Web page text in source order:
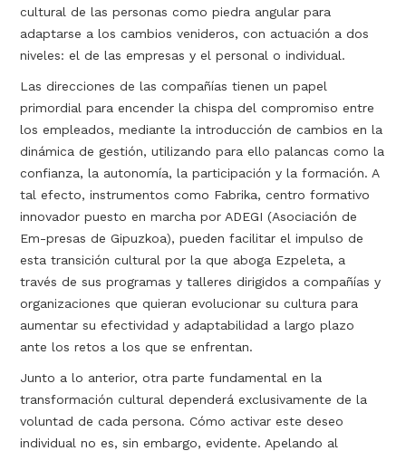
cultural de las personas como piedra angular para
adaptarse a los cambios venideros, con actuación a dos
niveles: el de las empresas y el personal o individual.
Las direcciones de las compañías tienen un papel
primordial para encender la chispa del compromiso entre
los empleados, mediante la introducción de cambios en la
dinámica de gestión, utilizando para ello palancas como la
confianza, la autonomía, la participación y la formación. A
tal efecto, instrumentos como Fabrika, centro formativo
innovador puesto en marcha por ADEGI (Asociación de
Em-presas de Gipuzkoa), pueden facilitar el impulso de
esta transición cultural por la que aboga Ezpeleta, a
través de sus programas y talleres dirigidos a compañías y
organizaciones que quieran evolucionar su cultura para
aumentar su efectividad y adaptabilidad a largo plazo
ante los retos a los que se enfrentan.
Junto a lo anterior, otra parte fundamental en la
transformación cultural dependerá exclusivamente de la
voluntad de cada persona. Cómo activar este deseo
individual no es, sin embargo, evidente. Apelando al